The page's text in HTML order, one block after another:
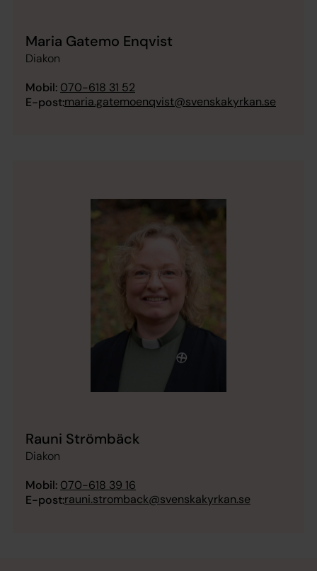
Maria Gatemo Enqvist
Diakon
Mobil: 070-618 31 52
E-post:maria.gatemoenqvist@svenskakyrkan.se
Rauni Strömbäck
Diakon
Mobil: 070-618 39 16
E-post:rauni.stromback@svenskakyrkan.se